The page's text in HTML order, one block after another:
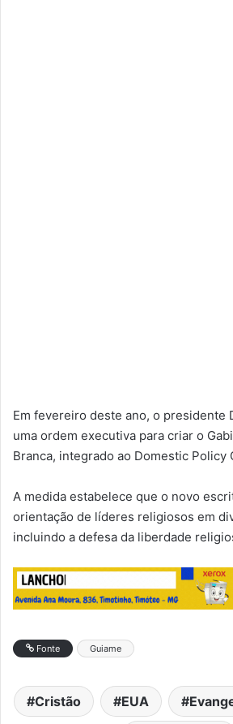
Em fevereiro deste ano, o presidente
uma ordem executiva para criar o
Branca, integrado ao Domestic Policy
A medida estabelece que o novo
orientação de líderes religiosos em
incluindo a defesa da liberdade
Fonte Guiame
Cristão EUA